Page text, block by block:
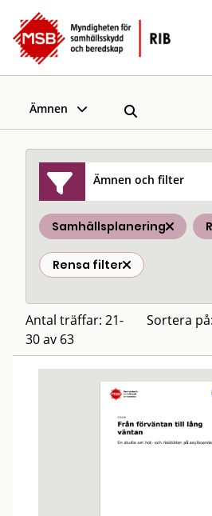
Ämnen
Ämnen och filter
Samhällsplanering
Rensa filter
Antal träffar: 21-
30 av 63
Sortera på: